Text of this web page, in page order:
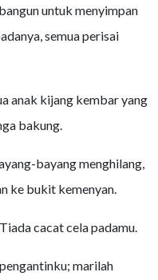
untuk menyimpan
semua perisai
anak kijang kembar yang
bakung.
bayang menghilang,
ke bukit kemenyan.
cacat cela padamu.
marilah